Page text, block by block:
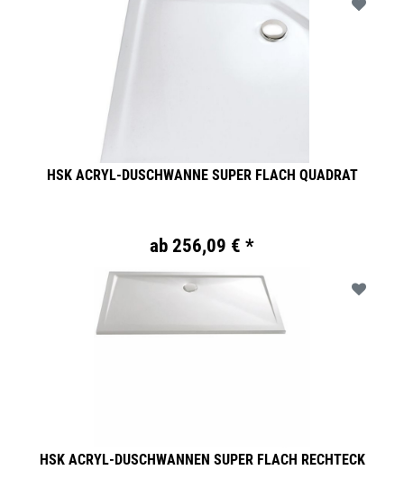
HSK ACRYL-DUSCHWANNE SUPER FLACH QUADRAT
ab 256,09 € *
HSK ACRYL-DUSCHWANNEN SUPER FLACH RECHTECK